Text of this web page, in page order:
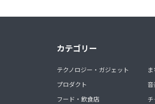
カテゴリー
テクノロジー・ガジェット
プロダクト
フード・飲食店